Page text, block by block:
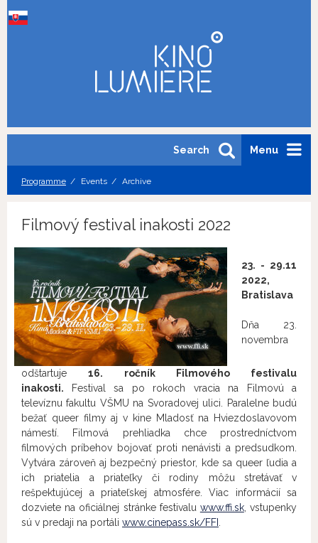
Menu
Search
Programme Events Archive
Filmový festival inakosti 2022
23. - 29.11
2022,
Bratislava
Dňa 23.
novembra
odštartuje16. ročník Filmového festivalu
inakosti.
Festival sa po rokoch vracia na Filmovú a
televíznu fakultu VŠMU na Svoradovej ulici. Paralelne budú
bežať queer filmy aj v kine Mladosť na Hviezdoslavovom
námestí. Filmová prehliadka chce prostredníctvom
filmových príbehov bojovať proti nenávisti a predsudkom.
Vytvára zároveň aj bezpečný priestor, kde sa queer ľudia a
ich priatelia a priateľky či rodiny môžu stretávať v
rešpektujúcej a priateľskej atmosfére. Viac informácií sa
dozviete na oficiálnej stránke festivalu www.ffi.sk, vstupenky
sú v predaji na portáli www.cinepass.sk/FFI